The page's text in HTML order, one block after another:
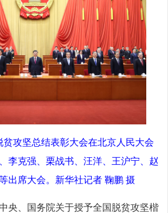
贫攻坚总结表彰大会在北京人民大会
李克强、栗战书、汪洋、王沪宁、赵
出席大会。新华社记者 鞠鹏 摄
央、国务院关于授予全国脱贫攻坚楷